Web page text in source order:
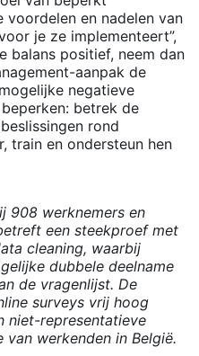
voordelen en nadelen van
je ze implementeert”,
balans positief, neem dan
aanpak de
negatieve
betrek de
rond
train en ondersteun hen
908 werknemers en
een steekproef met
cleaning, waarbij
dubbele deelname
de vragenlijst. De
surveys vrij hoog
niet-representatieve
werkenden in België.